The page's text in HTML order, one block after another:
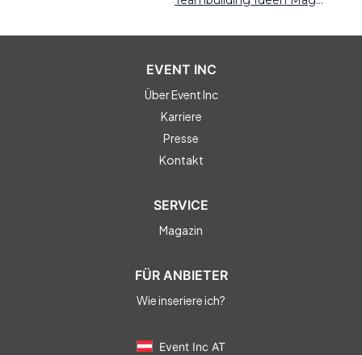
EVENT INC
Über Event Inc
Karriere
Presse
Kontakt
SERVICE
Magazin
FÜR ANBIETER
Wie inseriere ich?
Event Inc AT